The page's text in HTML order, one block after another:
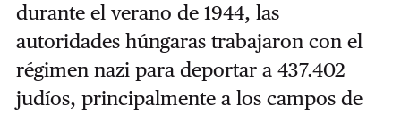
durante el verano de 1944, las
autoridades húngaras trabajaron con el
régimen nazi para deportar a 437.402
judíos, principalmente a los campos de